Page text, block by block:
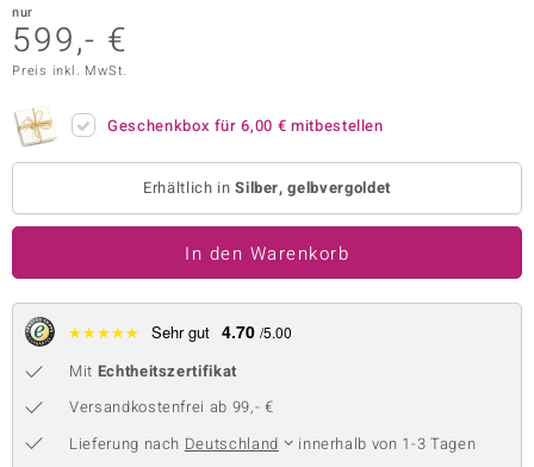
BY DE MELO
Collection
nur
599,- €
Preis inkl. MwSt.
Geschenkbox für6,00 € mitbestellen
Erhältlich inSilber, gelbvergoldet
In den Warenkorb
★★★★★ Sehr gut 4.70 /5.00
Mit Echtheitszertifikat
Versandkostenfrei ab 99,- €
Lieferung nach Deutschland
innerhalb von 1-3 Tagen